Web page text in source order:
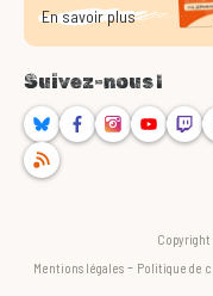
En savoir plus
Suivez-nous !
BlueskyFacebookInstagram
YoutubeTwitch
RSS
Mentions légales- Politique de